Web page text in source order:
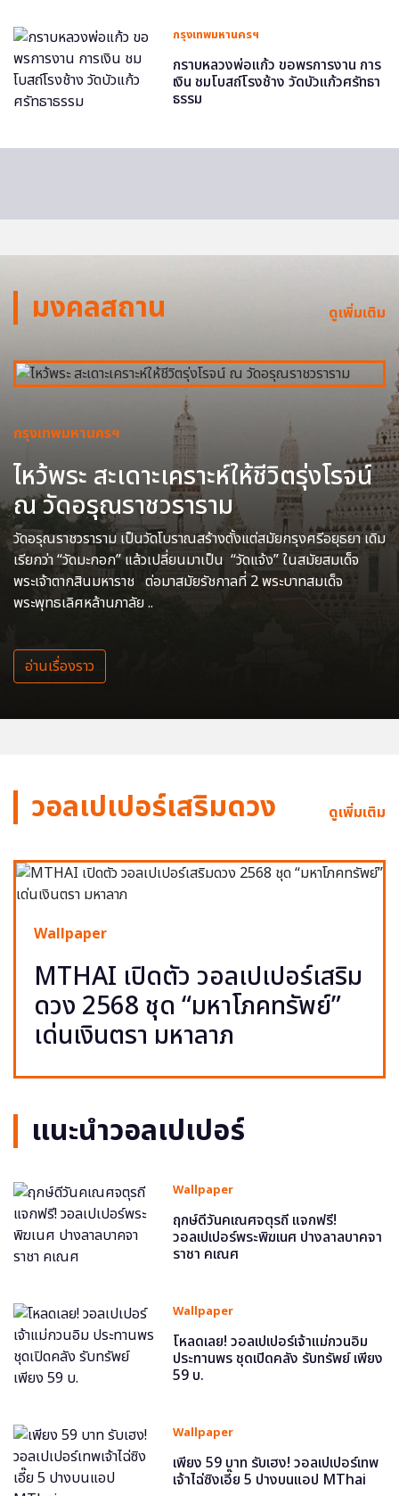
กรุงเทพมหานครฯ
กราบหลวงพ่อแก้ว ขอพรการงาน การ
เงิน ชมโบสถ์โรงช้าง วัดบัวแก้วศรัทธา
ธรรม
มงคลสถาน ดูเพิ่มเติม
กรุงเทพมหานครฯ
ไหว้พระ สะเดาะเคราะห์ให้ชีวิตรุ่งโรจน์
ณ วัดอรุณราชวราราม
วัดอรุณราชวราราม เป็นวัดโบราณสร้างตั้งแต่สมัยกรุงศรีอยุธยา เดิม
เรียกว่า “วัดมะกอก” แล้วเปลี่ยนมาเป็น “วัดแจ้ง” ในสมัยสมเด็จ
พระเจ้าตากสินมหาราช ต่อมาสมัยรัชกาลที่ 2 พระบาทสมเด็จ
พระพุทธเลิศหล้านภาลัย ..
อ่านเรื่องราว
วอลเปเปอร์เสริมดวง ดูเพิ่มเติม
Wallpaper
MTHAI เปิดตัว วอลเปเปอร์เสริม
ดวง 2568 ชุด “มหาโภคทรัพย์”
เด่นเงินตรา มหาลาภ
แนะนำวอลเปเปอร์
Wallpaper
ฤกษ์ดีวันคเณศจตุรถี แจกฟรี!
วอลเปเปอร์พระพิฆเนศ ปางลาลบาคจา
ราชา คเณศ
Wallpaper
โหลดเลย! วอลเปเปอร์เจ้าแม่กวนอิม
ประทานพร ชุดเปิดคลัง รับทรัพย์ เพียง
59 บ.
Wallpaper
เพียง 59 บาท รับเฮง! วอลเปเปอร์เทพ
เจ้าไฉ่ซิงเอี๊ย 5 ปางบนแอป MThai